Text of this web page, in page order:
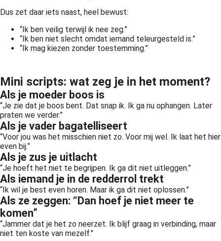
Dus zet daar iets naast, heel bewust:
“Ik ben veilig terwijl ik nee zeg.”
“Ik ben niet slecht omdat iemand teleurgesteld is.”
“Ik mag kiezen zonder toestemming.”
Mini scripts: wat zeg je in het moment?
Als je moeder boos is
“Je zie dat je boos bent. Dat snap ik. Ik ga nu ophangen. Later
praten we verder.”
Als je vader bagatelliseert
“Voor jou was het misschien niet zo. Voor mij wel. Ik laat het hier
even bij.”
Als je zus je uitlacht
“Je hoeft het niet te begrijpen. Ik ga dit niet uitleggen.”
Als iemand je in de redderrol trekt
“Ik wil je best even horen. Maar ik ga dit niet oplossen.”
Als ze zeggen: “Dan hoef je niet meer te
komen”
“Jammer dat je het zo neerzet. Ik blijf graag in verbinding, maar
niet ten koste van mezelf."